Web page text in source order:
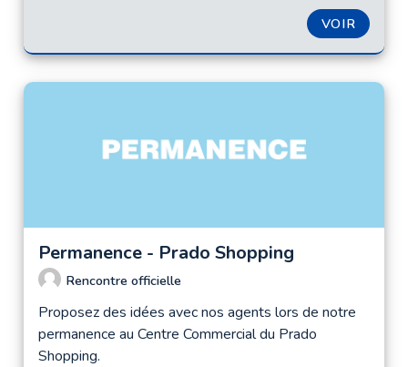
VOIR
Permanence - Prado Shopping
Rencontre officielle
Proposez des idées avec nos agents lors de notre
permanence au Centre Commercial du Prado
Shopping.